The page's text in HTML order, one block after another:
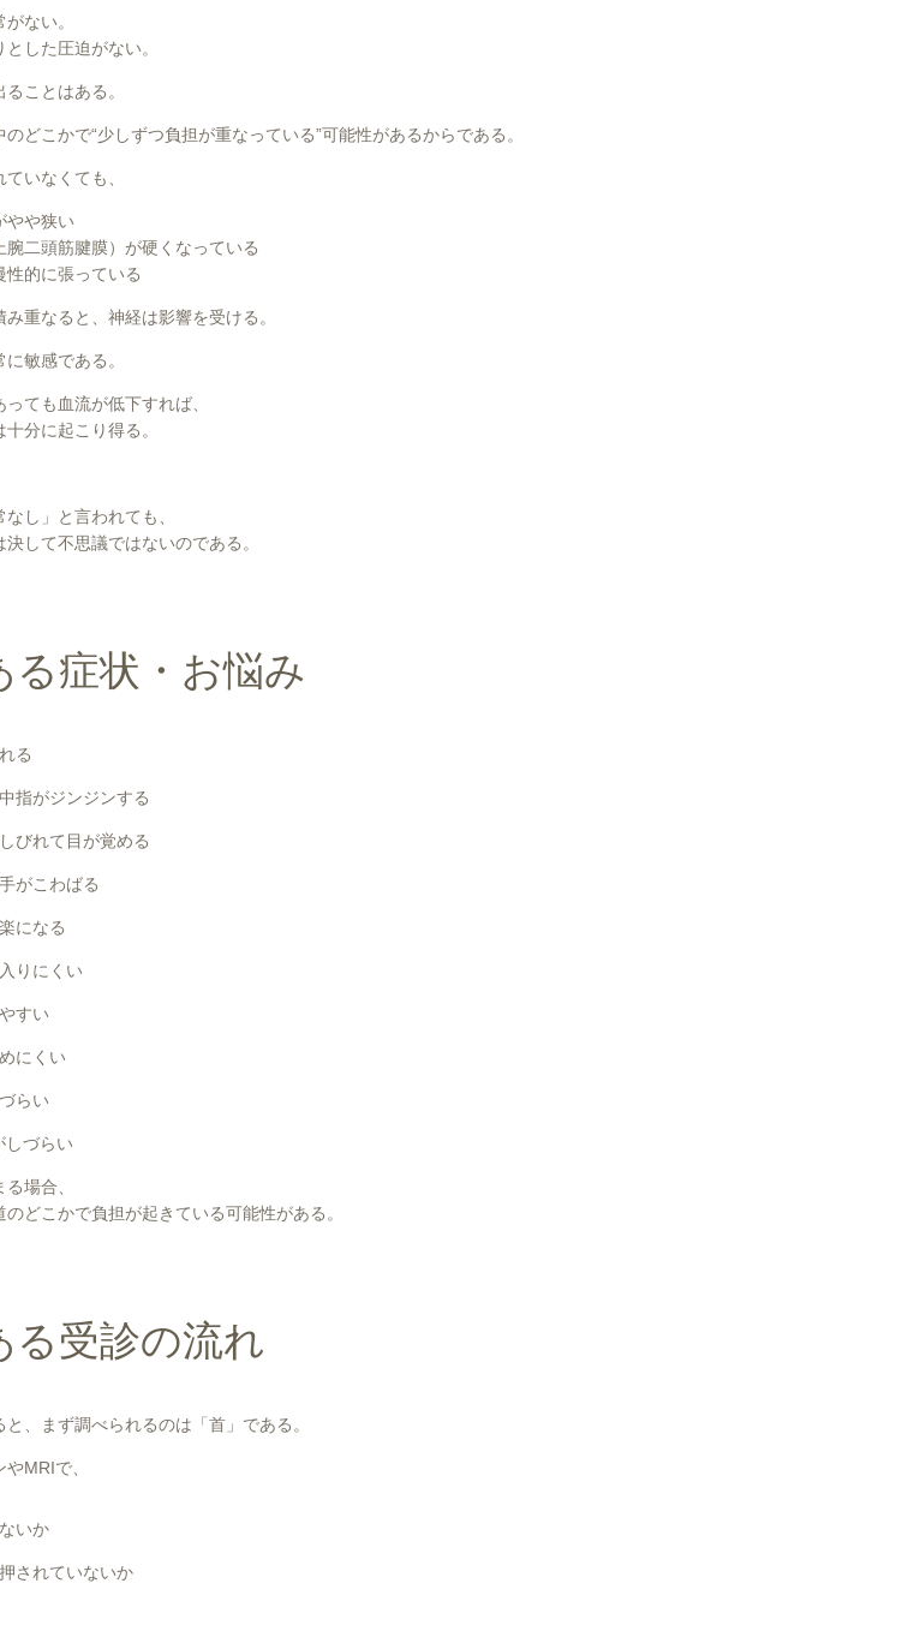
ない。
した圧迫がない。
ことはある。
どこかで“少しずつ負担が重なっている”可能性があるからである。
いなくても、
やや狭い
腕二頭筋腱膜）が硬くなっている
性的に張っている
重なると、神経は影響を受ける。
敏感である。
ても血流が低下すれば、
分に起こり得る。
し」と言われても、
して不思議ではないのである。
る症状・お悩み
る
指がジンジンする
びれて目が覚める
がこわばる
になる
りにくい
すい
にくい
らい
しづらい
場合、
どこかで負担が起きている可能性がある。
る受診の流れ
、まず調べられるのは「首」である。
MRIで、
いか
されていないか